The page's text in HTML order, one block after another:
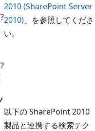
2010 (SharePoint Server
2010) 」を参照してくださ
い。
以下の SharePoint 2010
製品と連携する検索テク